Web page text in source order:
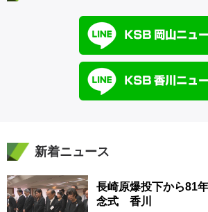
新着ニュース
長崎原爆投下から81
念式 香川